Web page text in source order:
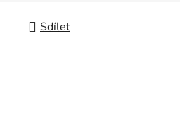
Sdílet